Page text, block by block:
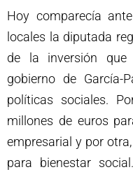
Hoy comparecía
locales la diputada
de la inversión que
gobierno de
políticas sociales.
millones de euros
empresarial y por
para bienestar